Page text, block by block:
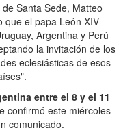
Santa Sede, Matteo
que el papa León XIV
Argentina y Perú
la invitación de los
eclesiásticas de esos
entre el 8 y el 11
confirmó este miércoles
comunicado.